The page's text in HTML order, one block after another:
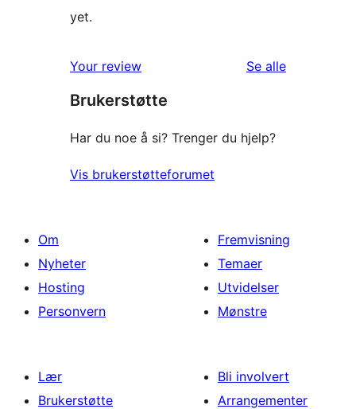
yet.
Your review Se alleomtalene
Brukerstøtte
Har du noe å si? Trenger du hjelp?
Vis brukerstøtteforumet
Om
Nyheter
Hosting
Personvern
Fremvisning
Temaer
Utvidelser
Mønstre
Lær
Brukerstøtte
Bli involvert
Arrangementer